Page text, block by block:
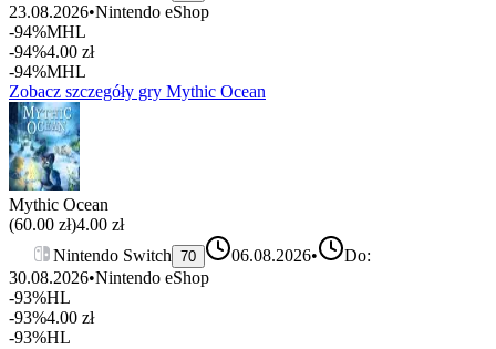
23.08.2026•Nintendo eShop
-94%MHL
-94%4.00 zł
-94%MHL
Zobacz szczegóły gry Mythic Ocean
Mythic Ocean
(60.00 zł)4.00 zł
Nintendo Switch 70 06.08.2026•
Do:
30.08.2026•Nintendo eShop
-93%HL
-93%4.00 zł
-93%HL